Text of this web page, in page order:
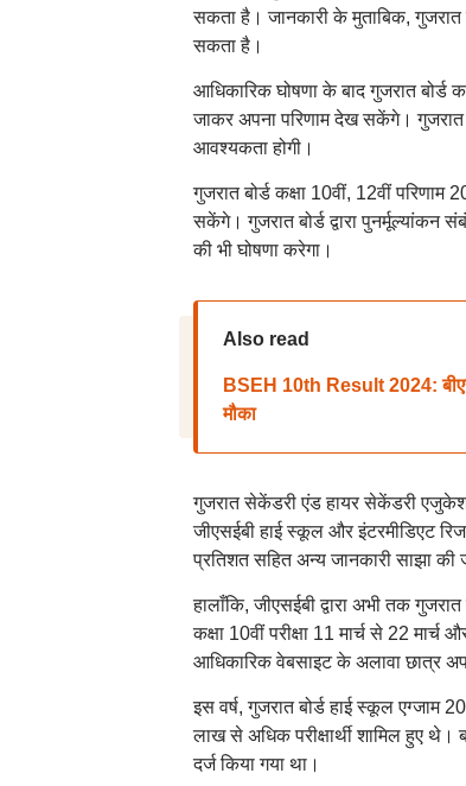
सकता है। जानकारी के मुताबिक, गुजरात
सकता है।
आधिकारिक घोषणा के बाद गुजरात बोर्ड
जाकर अपना परिणाम देख सकेंगे। गुजरात
आवश्यकता होगी।
गुजरात बोर्ड कक्षा 10वीं, 12वीं
सकेंगे। गुजरात बोर्ड द्वारा पुनर्मूल्यांकन
की भी घोषणा करेगा।
Also read
BSEH 10th Result 2024:
मौका
गुजरात सेकेंडरी एंड हायर सेकेंडरी एजुकेशन
जीएसईबी हाई स्कूल और इंटरमीडिएट
प्रतिशत सहित अन्य जानकारी साझा की
हालाँकि, जीएसईबी द्वारा अभी तक
कक्षा 10वीं परीक्षा 11 मार्च से 22
आधिकारिक वेबसाइट के अलावा छात्र
इस वर्ष, गुजरात बोर्ड हाई स्कूल एग्जाम
लाख से अधिक परीक्षार्थी शामिल हुए थे।
दर्ज किया गया था।